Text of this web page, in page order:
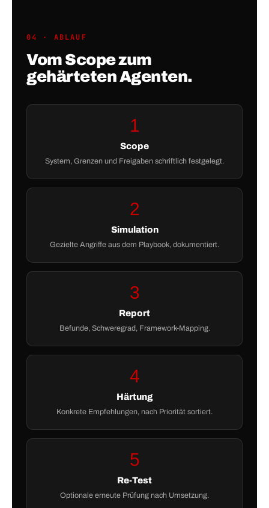
04 · ABLAUF
Vom Scope zum
gehärteten Agenten.
1
Scope
System, Grenzen und Freigaben schriftlich festgelegt.
2
Simulation
Gezielte Angriffe aus dem Playbook, dokumentiert.
3
Report
Befunde, Schweregrad, Framework-Mapping.
4
Härtung
Konkrete Empfehlungen, nach Priorität sortiert.
5
Re-Test
Optionale erneute Prüfung nach Umsetzung.